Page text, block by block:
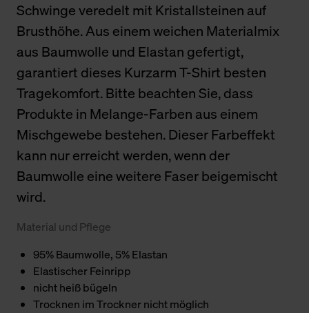
Schwinge veredelt mit Kristallsteinen auf
Brusthöhe. Aus einem weichen Materialmix
aus Baumwolle und Elastan gefertigt,
garantiert dieses Kurzarm T-Shirt besten
Tragekomfort. Bitte beachten Sie, dass
Produkte in Melange-Farben aus einem
Mischgewebe bestehen. Dieser Farbeffekt
kann nur erreicht werden, wenn der
Baumwolle eine weitere Faser beigemischt
wird.
Material und Pflege
95% Baumwolle, 5% Elastan
Elastischer Feinripp
nicht heiß bügeln
Trocknen im Trockner nicht möglich